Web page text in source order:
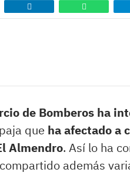
de Bomberos ha
que ha afectado a
Almendro. Así lo ha
además